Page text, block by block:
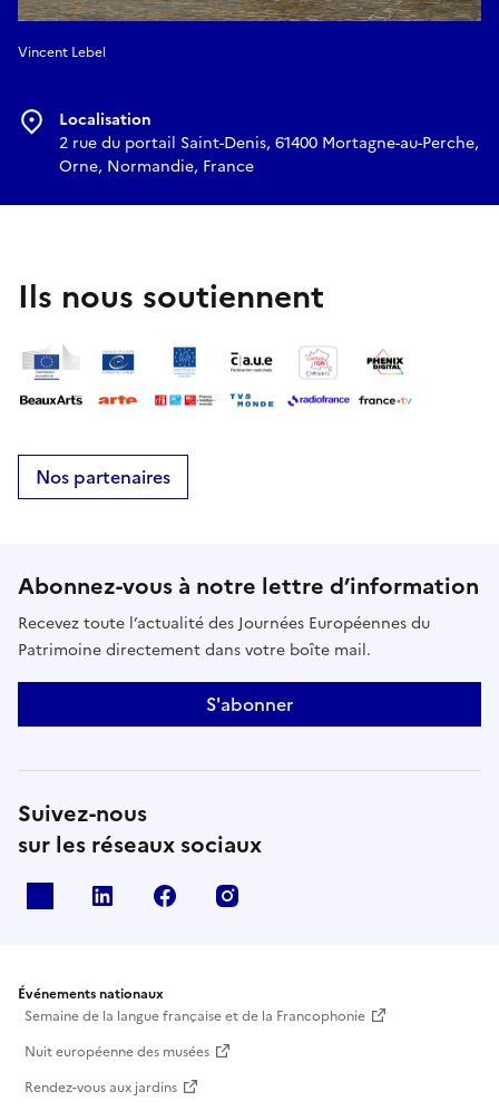
Vincent Lebel
Localisation
2 rue du portail Saint-Denis, 61400 Mortagne-au-Perche,
Orne, Normandie, France
Ils nous soutiennent
Nos partenaires
Abonnez-vous à notre lettre d’information
Recevez toute l’actualité des Journées Européennes du
Patrimoine directement dans votre boîte mail.
S'abonner
Suivez-nous
sur les réseaux sociaux
Linkedin Facebook
Événements nationaux
Semaine de la langue française et de la Francophonie
Nuit européenne des musées
Rendez-vous aux jardins